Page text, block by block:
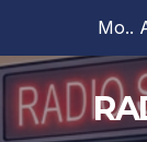
springen
Mo..